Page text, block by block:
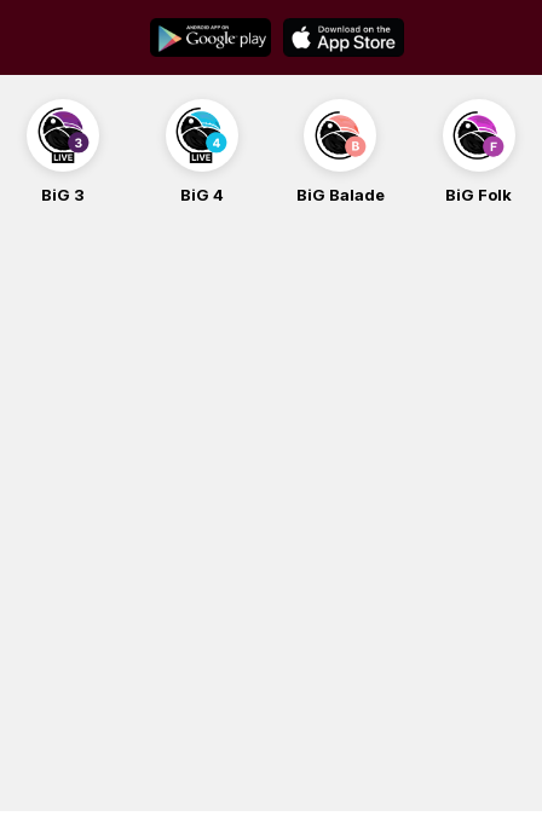
content
BiG 3 BiG 4 BiG Balade BiG Folk